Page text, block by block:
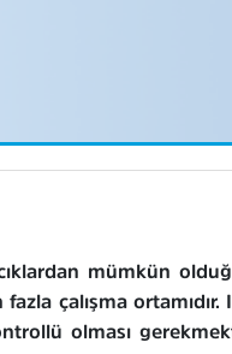
mümkün
çalışma ortamıdır.
olması